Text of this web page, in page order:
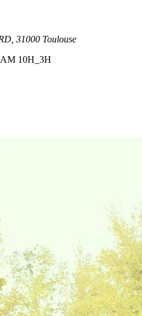
31000 Toulouse
10H_3H